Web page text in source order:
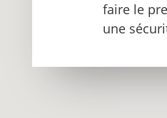
faire le
une